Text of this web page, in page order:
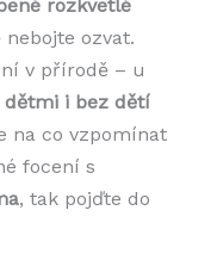
rozkvetlé
ozvat.
v přírodě – u
dětmi i bez dětí
na co vzpomínat
focení s
, tak pojďte do